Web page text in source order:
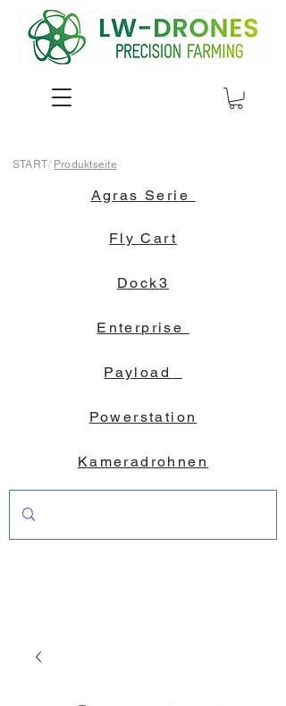
START/ Produktseite
Agras Serie
Fly Cart
Dock3
Enterprise
Payload
Powerstation
Kameradrohnen